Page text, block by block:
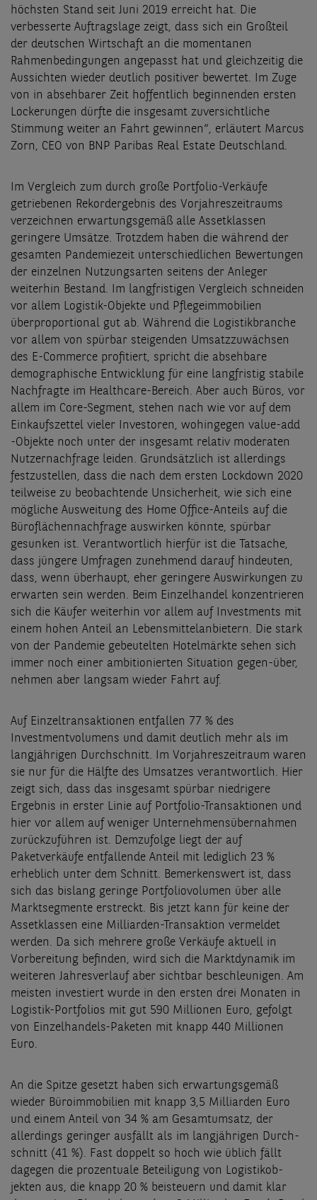
höchsten Stand seit Juni 2019 erreicht hat. Die
verbesserte Auftragslage zeigt, dass sich ein Großteil
der deutschen Wirtschaft an die momentanen
Rahmenbedingungen angepasst hat und gleichzeitig die
Aussichten wieder deutlich positiver bewertet. Im Zuge
von in absehbarer Zeit hoffentlich beginnenden ersten
Lockerungen dürfte die insgesamt zuversichtliche
Stimmung weiter an Fahrt gewinnen“, erläutert Marcus
Zorn, CEO von BNP Paribas Real Estate Deutschland.
Im Vergleich zum durch große Portfolio-Verkäufe
getriebenen Rekordergebnis des Vorjahreszeitraums
verzeichnen erwartungsgemäß alle Assetklassen
geringere Umsätze. Trotzdem haben die während der
gesamten Pandemiezeit unterschiedlichen Bewertungen
der einzelnen Nutzungsarten seitens der Anleger
weiterhin Bestand. Im langfristigen Vergleich schneiden
vor allem Logistik-Objekte und Pflegeimmobilien
überproportional gut ab. Während die Logistikbranche
vor allem von spürbar steigenden Umsatzzuwächsen
des E-Commerce profitiert, spricht die absehbare
demographische Entwicklung für eine langfristig stabile
Nachfragte im Healthcare-Bereich. Aber auch Büros, vor
allem im Core-Segment, stehen nach wie vor auf dem
Einkaufszettel vieler Investoren, wohingegen value-add
-Objekte noch unter der insgesamt relativ moderaten
Nutzernachfrage leiden. Grundsätzlich ist allerdings
festzustellen, dass die nach dem ersten Lockdown 2020
teilweise zu beobachtende Unsicherheit, wie sich eine
mögliche Ausweitung des Home Office-Anteils auf die
Büroflächennachfrage auswirken könnte, spürbar
gesunken ist. Verantwortlich hierfür ist die Tatsache,
dass jüngere Umfragen zunehmend darauf hindeuten,
dass, wenn überhaupt, eher geringere Auswirkungen zu
erwarten sein werden. Beim Einzelhandel konzentrieren
sich die Käufer weiterhin vor allem auf Investments mit
einem hohen Anteil an Lebensmittelanbietern. Die stark
von der Pandemie gebeutelten Hotelmärkte sehen sich
immer noch einer ambitionierten Situation gegen-über,
nehmen aber langsam wieder Fahrt auf.
Auf Einzeltransaktionen entfallen 77 % des
Investmentvolumens und damit deutlich mehr als im
langjährigen Durchschnitt. Im Vorjahreszeitraum waren
sie nur für die Hälfte des Umsatzes verantwortlich. Hier
zeigt sich, dass das insgesamt spürbar niedrigere
Ergebnis in erster Linie auf Portfolio-Transaktionen und
hier vor allem auf weniger Unternehmensübernahmen
zurückzuführen ist. Demzufolge liegt der auf
Paketverkäufe entfallende Anteil mit lediglich 23 %
erheblich unter dem Schnitt. Bemerkenswert ist, dass
sich das bislang geringe Portfoliovolumen über alle
Marktsegmente erstreckt. Bis jetzt kann für keine der
Assetklassen eine Milliarden-Transaktion vermeldet
werden. Da sich mehrere große Verkäufe aktuell in
Vorbereitung befinden, wird sich die Marktdynamik im
weiteren Jahresverlauf aber sichtbar beschleunigen. Am
meisten investiert wurde in den ersten drei Monaten in
Logistik-Portfolios mit gut 590 Millionen Euro, gefolgt
von Einzelhandels-Paketen mit knapp 440 Millionen
Euro.
An die Spitze gesetzt haben sich erwartungsgemäß
wieder Büroimmobilien mit knapp 3,5 Milliarden Euro
und einem Anteil von 34 % am Gesamtumsatz, der
allerdings geringer ausfällt als im langjährigen Durch-
schnitt (41 %). Fast doppelt so hoch wie üblich fällt
dagegen die prozentuale Beteiligung von Logistikob-
jekten aus, die knapp 20 % beisteuern und damit klar